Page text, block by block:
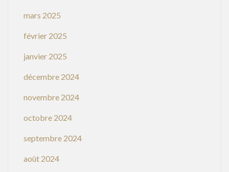
mars 2025
février 2025
janvier 2025
décembre 2024
novembre 2024
octobre 2024
septembre 2024
août 2024